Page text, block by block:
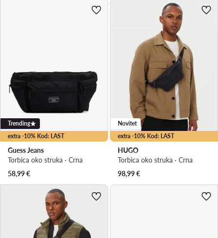
extra -10% Kod: LAST
Trending
Guess Jeans
Torbica oko struka · Crna
58,99€
extra -10% Kod: LAST
Novitet
HUGO
Torbica oko struka · Crna
98,99€